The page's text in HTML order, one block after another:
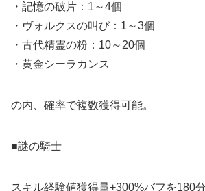
・記憶の破片：1～4個
・ヴォルクスの叫び：1～3個
・古代精霊の粉：10～20個
・黄金シーラカンス
の内、確率で複数獲得可能。
■謎の騎士
スキル経験値獲得量+300%バフを180